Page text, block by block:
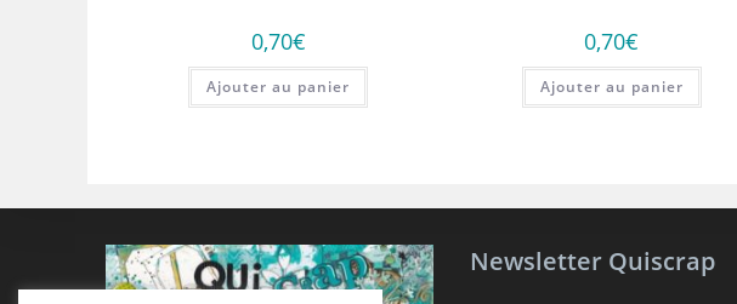
0,70€
Ajouter au panier
0,70€
Ajouter au panier
Newsletter Quiscrap